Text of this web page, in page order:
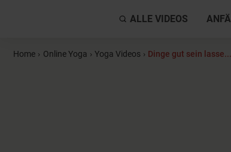
ALLE VIDEOS
Home › Online Yoga › Yoga Videos › Dinge gut sein lasse...